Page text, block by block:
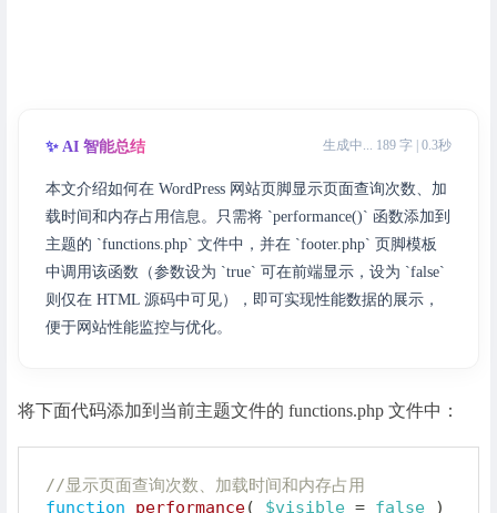
✨ AI 智能总结 生成中... 189 字 | 0.3秒
本文介绍如何在 WordPress 网站页脚显示页面查询次数、加
载时间和内存占用信息。只需将 `performance()` 函数添加到
主题的 `functions.php` 文件中，并在 `footer.php` 页脚模板
中调用该函数（参数设为 `true` 可在前端显示，设为 `false`
则仅在 HTML 源码中可见），即可实现性能数据的展示，
便于网站性能监控与优化。
将下面代码添加到当前主题文件的 functions.php 文件中：
//显示页面查询次数、加载时间和内存占用
function
performance( $visible = false
)